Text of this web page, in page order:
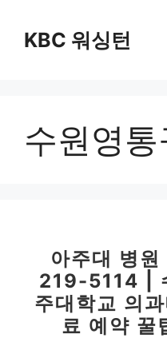
KBC 워싱턴
수원영통
아주대 병
219-5114 |
주대학교 의
료 예약 꿀